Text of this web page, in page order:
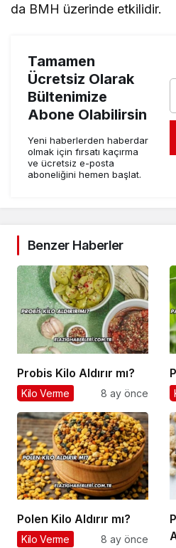
da BMH üzerinde etkilidir.
Tamamen
Ücretsiz Olarak
Bültenimize
Abone Olabilirsin
Yeni haberlerden haberdar
olmak için fırsatı kaçırma
ve ücretsiz e-posta
aboneliğini hemen başlat.
Benzer Haberler
Probis Kilo Aldırır mı?
Kilo Verme 8 ay önce
Polen Kilo Aldırır mı?
Kilo Verme 8 ay önce